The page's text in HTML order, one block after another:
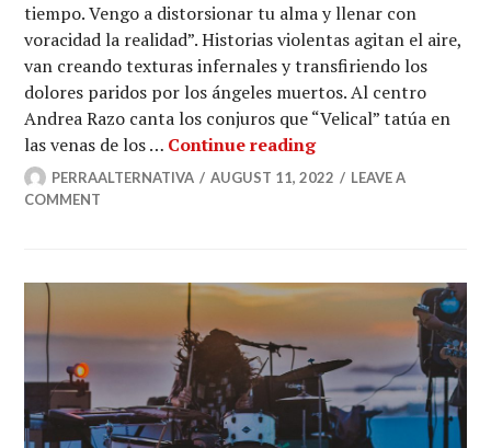
tiempo. Vengo a distorsionar tu alma y llenar con
voracidad la realidad”. Historias violentas agitan el aire,
van creando texturas infernales y transfiriendo los
dolores paridos por los ángeles muertos. Al centro
Andrea Razo canta los conjuros que “Velical” tatúa en
las venas de los … Continue readingVelical y Los
PERRAALTERNATIVA AUGUST 11, 2022
LEAVE A
COMMENT